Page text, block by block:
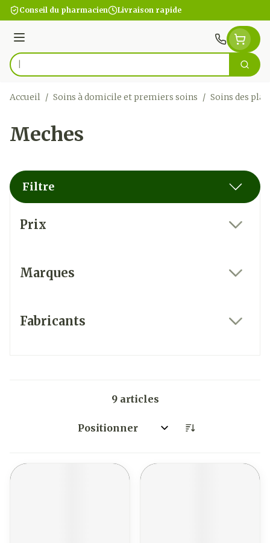
Aller au contenu
Conseil du pharmacien Livraison rapide
Menu
Rechercher
Accueil / Soins à domicile et premiers soins / Soins des
Meches
Filtre
Prix
Marques
Fabricants
9articles
Trier par: